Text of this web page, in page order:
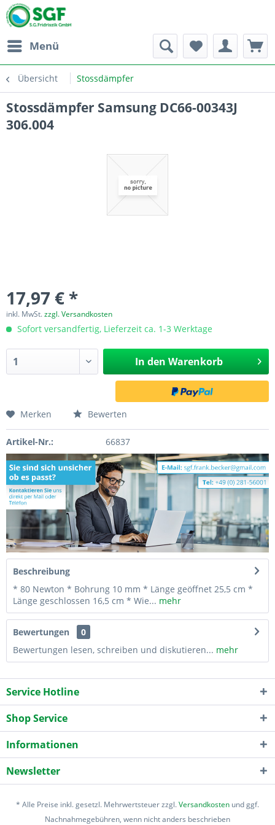
Menü
Übersicht Stossdämpfer
Stossdämpfer Samsung DC66-00343J
306.004
17,97 € *
inkl. MwSt.zzgl. Versandkosten
Sofort versandfertig, Lieferzeit ca. 1-3 Werktage
In den Warenkorb
Merken Bewerten
Artikel-Nr.: 66837
Beschreibung
* 80 Newton * Bohrung 10 mm * Länge geöffnet 25,5 cm *
Länge geschlossen 16,5 cm * Wie... mehr
Bewertungen
0
Bewertungen lesen, schreiben und diskutieren... mehr
Service Hotline
Shop Service
Informationen
Newsletter
* Alle Preise inkl. gesetzl. Mehrwertsteuer zzgl.Versandkosten und ggf.
Nachnahmegebühren, wenn nicht anders beschrieben